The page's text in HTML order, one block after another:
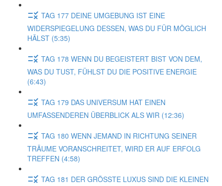
TAG 177 DEINE UMGEBUNG IST EINE
WIDERSPIEGELUNG DESSEN, WAS DU FÜR MÖGLICH
HÄLST (5:35)
TAG 178 WENN DU BEGEISTERT BIST VON DEM,
WAS DU TUST, FÜHLST DU DIE POSITIVE ENERGIE
(6:43)
TAG 179 DAS UNIVERSUM HAT EINEN
UMFASSENDEREN ÜBERBLICK ALS WIR (12:36)
TAG 180 WENN JEMAND IN RICHTUNG SEINER
TRÄUME VORANSCHREITET, WIRD ER AUF ERFOLG
TREFFEN (4:58)
TAG 181 DER GRÖSSTE LUXUS SIND DIE KLEINEN